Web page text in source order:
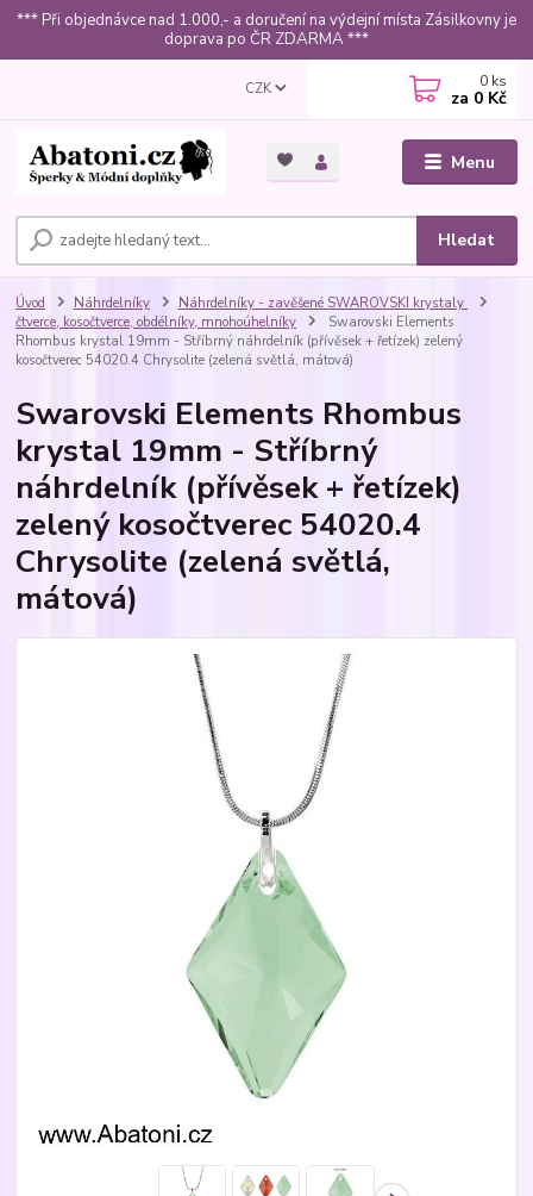
*** Při objednávce nad 1.000,- a doručení na výdejní místa Zásilkovny je
doprava po ČR ZDARMA ***
Menu
CZK
Hledat
0 ks
za 0 Kč
Úvod Náhrdelníky
Náhrdelníky - zavěšené SWAROVSKI krystaly
čtverce, kosočtverce, obdélníky, mnohoúhelníky
Swarovski Elements
Rhombus krystal 19mm - Stříbrný náhrdelník (přívěsek + řetízek) zelený
kosočtverec 54020.4 Chrysolite (zelená světlá, mátová)
Swarovski Elements Rhombus
krystal 19mm - Stříbrný
náhrdelník (přívěsek + řetízek)
zelený kosočtverec 54020.4
Chrysolite (zelená světlá,
mátová)